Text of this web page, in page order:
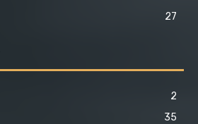
27
2
35